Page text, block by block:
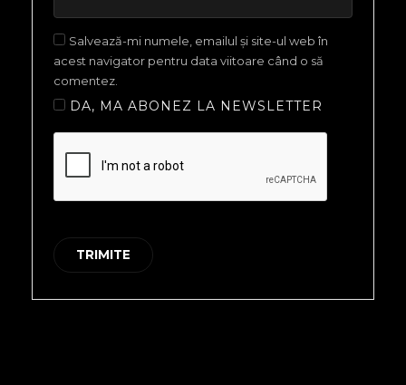
Salvează-mi numele, emailul și site-ul web în
acest navigator pentru data viitoare când o să
comentez.
DA, MA ABONEZ LA NEWSLETTER